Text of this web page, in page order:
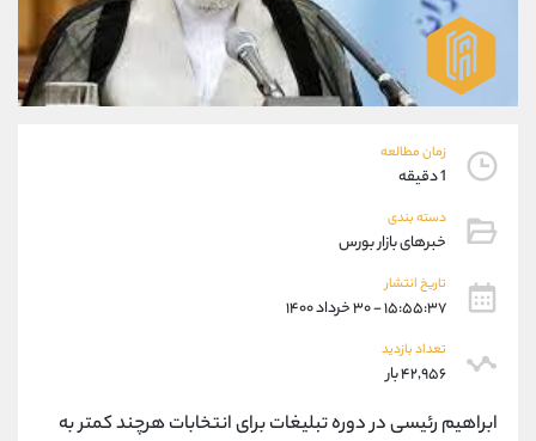
زمان مطالعه
1 دقیقه
دسته بندی
خبرهای بازار بورس
تاریخ انتشار
۱۵:۵۵:۳۷ - ۳۰ خرداد ۱۴۰۰
تعداد بازدید
۴۲,۹۵۶ بار
ابراهیم رئیسی در دوره تبلیغات برای انتخابات هرچند کمتر به
09101364784
واتساپ شروع گفتگو
تلگرام @Armteam_admin_104
داخلی 104
پشتیبان فروش
واتساپ
داخلی
اطلاعات تماس (دفتر فروش)
تلفن 021-22021040